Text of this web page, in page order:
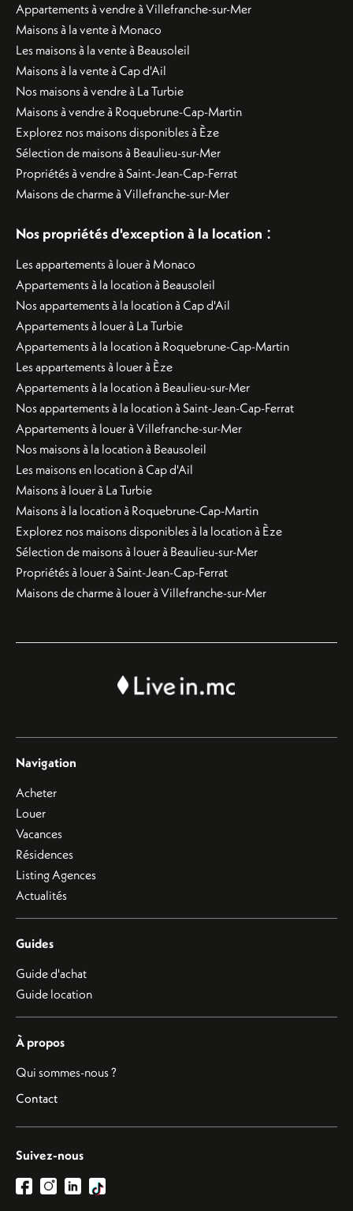
Appartements à vendre à Villefranche-sur-Mer
Maisons à la vente à Monaco
Les maisons à la vente à Beausoleil
Maisons à la vente à Cap d'Ail
Nos maisons à vendre à La Turbie
Maisons à vendre à Roquebrune-Cap-Martin
Explorez nos maisons disponibles à Èze
Sélection de maisons à Beaulieu-sur-Mer
Propriétés à vendre à Saint-Jean-Cap-Ferrat
Maisons de charme à Villefranche-sur-Mer
Nos propriétés d'exception à la location :
Les appartements à louer à Monaco
Appartements à la location à Beausoleil
Nos appartements à la location à Cap d'Ail
Appartements à louer à La Turbie
Appartements à la location à Roquebrune-Cap-Martin
Les appartements à louer à Èze
Appartements à la location à Beaulieu-sur-Mer
Nos appartements à la location à Saint-Jean-Cap-Ferrat
Appartements à louer à Villefranche-sur-Mer
Nos maisons à la location à Beausoleil
Les maisons en location à Cap d'Ail
Maisons à louer à La Turbie
Maisons à la location à Roquebrune-Cap-Martin
Explorez nos maisons disponibles à la location à Èze
Sélection de maisons à louer à Beaulieu-sur-Mer
Propriétés à louer à Saint-Jean-Cap-Ferrat
Maisons de charme à louer à Villefranche-sur-Mer
Navigation
Acheter
Louer
Vacances
Résidences
Listing Agences
Actualités
Guides
Guide d'achat
Guide location
À propos
Qui sommes-nous ?
Contact
Suivez-nous